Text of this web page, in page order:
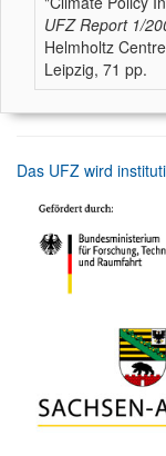
UFZ Report 1/
Helmholtz
Leipzig, 71 pp.
Das UFZ wird